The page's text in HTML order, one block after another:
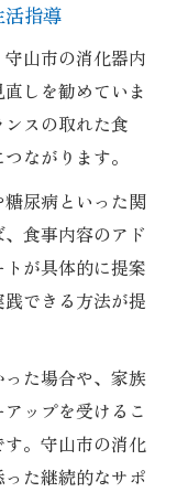
指導
山市の消化器内
しを勧めていま
スの取れた食
ながります。
尿病といった関
食事内容のアド
が具体的に提案
できる方法が提
た場合や、家族
ップを受けるこ
。守山市の消化
た継続的なサポ